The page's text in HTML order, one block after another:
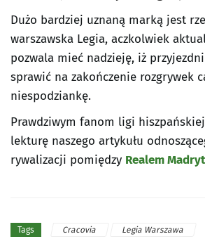
Dużo bardziej uznaną marką jest
warszawska Legia, aczkolwiek
pozwala mieć nadzieję, iż
sprawić na zakończenie rozgrywek
niespodziankę.
Prawdziwym fanom ligi
lekturę naszego artykułu
rywalizacji pomiędzy Realem
Tags Cracovia Legia Warszawa